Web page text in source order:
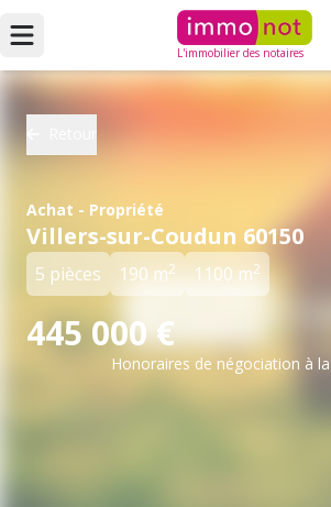
L'immobilier des notaires
Achat - Propriété
Villers-sur-Coudun 60150
5 pièces 190 m2 1100 m2
445 000 €
Honoraires de négociation à